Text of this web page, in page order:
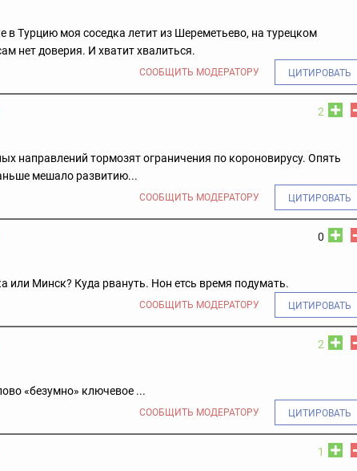
в Турцию моя соседка летит из Шереметьево, на турецком
нет доверия. И хватит хвалиться.
СООБЩИТЬ МОДЕРАТОРУ ЦИТИРОВАТЬ
2
направлений тормозят ограничения по короновирусу. Опять
мешало развитию...
СООБЩИТЬ МОДЕРАТОРУ ЦИТИРОВАТЬ
0
или Минск? Куда рвануть. Нон етсь время подумать.
СООБЩИТЬ МОДЕРАТОРУ ЦИТИРОВАТЬ
2
«безумно» ключевое ...
СООБЩИТЬ МОДЕРАТОРУ ЦИТИРОВАТЬ
1